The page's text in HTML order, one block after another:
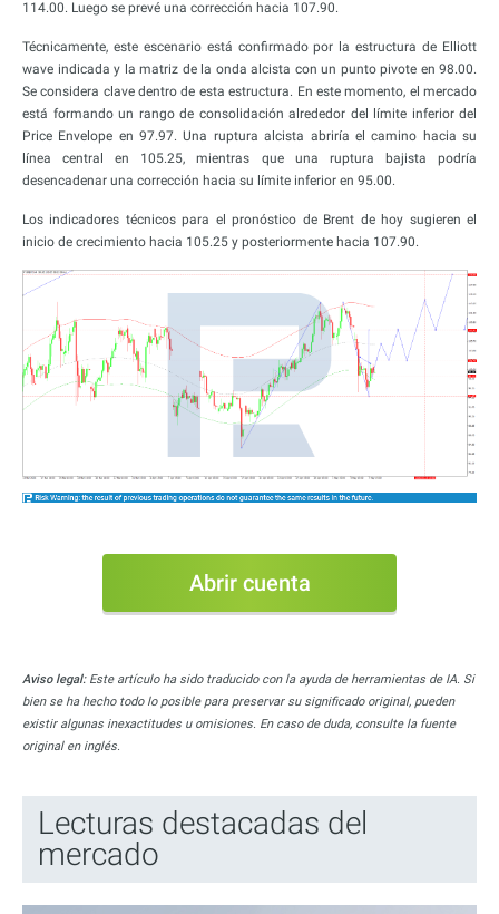
114.00. Luego se prevé una corrección hacia 107.90.
Técnicamente, este escenario está confirmado por la estructura de Elliott
wave indicada y la matriz de la onda alcista con un punto pivote en 98.00.
Se considera clave dentro de esta estructura. En este momento, el mercado
está formando un rango de consolidación alrededor del límite inferior del
Price Envelope en 97.97. Una ruptura alcista abriría el camino hacia su
línea central en 105.25, mientras que una ruptura bajista podría
desencadenar una corrección hacia su límite inferior en 95.00.
Los indicadores técnicos para el pronóstico de Brent de hoy sugieren el
inicio de crecimiento hacia 105.25 y posteriormente hacia 107.90.
Abrir cuenta
Aviso legal:Este artículo ha sido traducido con la ayuda de herramientas de IA. Si
bien se ha hecho todo lo posible para preservar su significado original, pueden
existir algunas inexactitudes u omisiones. En caso de duda, consulte la fuente
original en inglés.
Lecturas destacadas del
mercado